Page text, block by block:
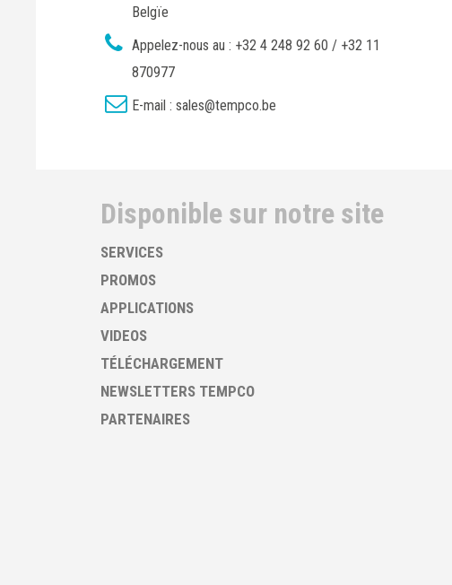
Belgïe
Appelez-nous au : +32 4 248 92 60 / +32 11
870977
E-mail : sales@tempco.be
Disponible sur notre site
SERVICES
PROMOS
APPLICATIONS
VIDEOS
TÉLÉCHARGEMENT
NEWSLETTERS TEMPCO
PARTENAIRES